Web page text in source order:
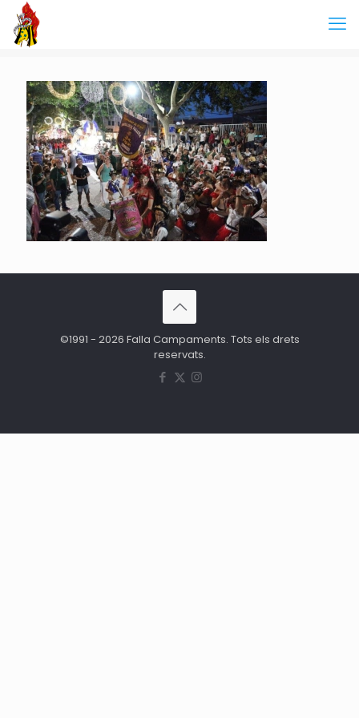
©1991 - 2026 Falla Campaments. Tots els drets
reservats.